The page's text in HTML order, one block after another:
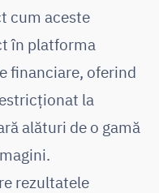
cum aceste
în platforma
financiare, oferind
la
alături de o gamă
rezultatele